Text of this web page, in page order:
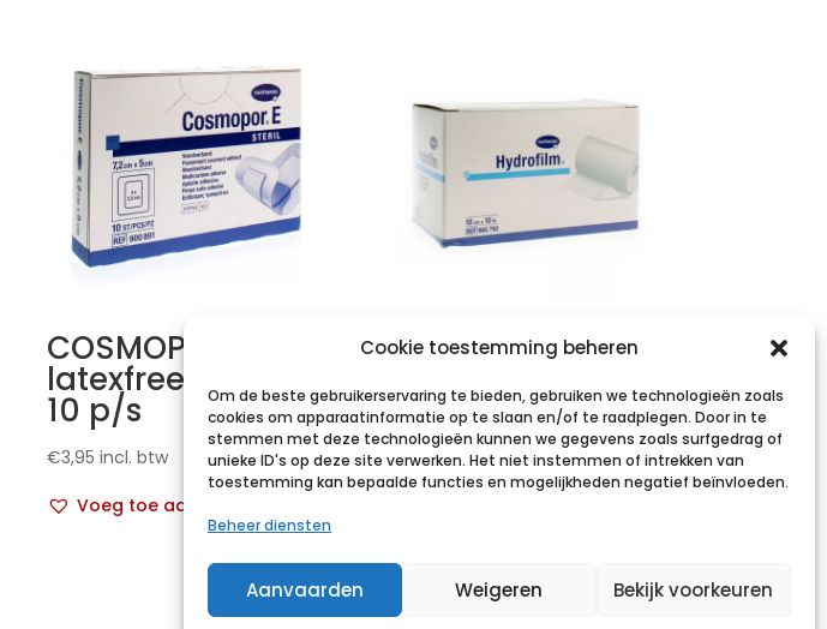
Cookie toestemming beheren
Om de beste gebruikerservaring te bieden, gebruiken we technologieën zoals
cookies om apparaatinformatie op te slaan en/of te raadplegen. Door in te
stemmen met deze technologieën kunnen we gegevens zoals surfgedrag of
unieke ID's op deze site verwerken. Het niet instemmen of intrekken van
toestemming kan bepaalde functies en mogelijkheden negatief beïnvloeden.
Beheer diensten
Aanvaarden Weigeren Bekijk voorkeuren
COSMOPOR E
latexfree 7,2x5cm
10 p/s
€3,95 incl. btw
Voeg toe aan verlanglijst
HYDROFILM roll
10cmx10m 1 p/s
€24,35 incl. btw
Voeg toe aan verlanglijst